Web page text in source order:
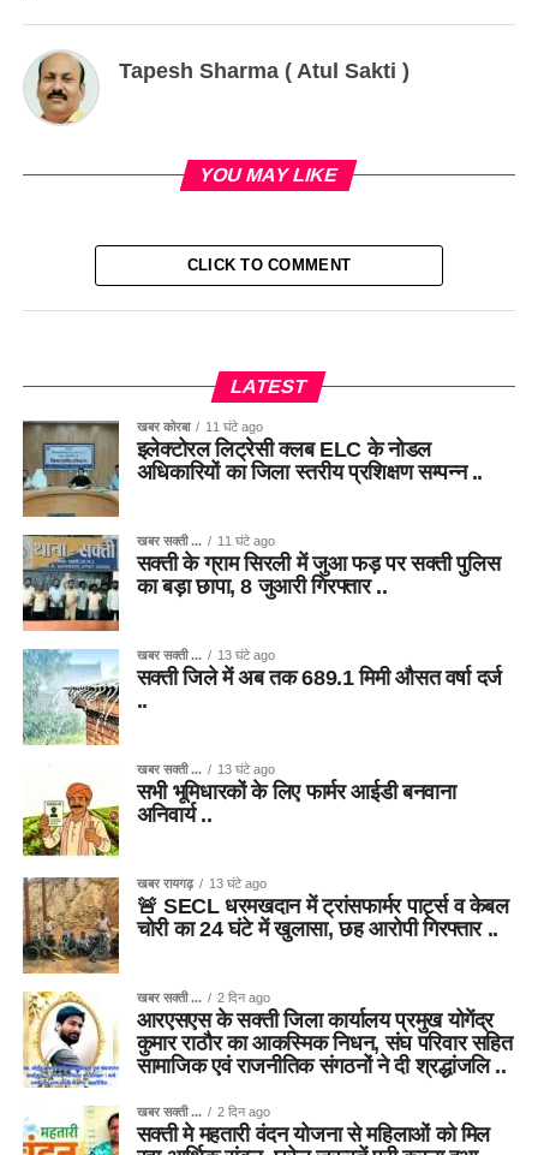
Tapesh Sharma ( Atul Sakti )
YOU MAY LIKE
CLICK TO COMMENT
LATEST
खबर कोरबा 11 घंटे ago
इलेक्टोरल लिट्रेसी क्लब ELC के नोडल
अधिकारियों का जिला स्तरीय प्रशिक्षण सम्पन्न ..
खबर सक्ती ... 11 घंटे ago
सक्ती के ग्राम सिरली में जुआ फड़ पर सक्ती पुलिस
का बड़ा छापा, 8 जुआरी गिरफ्तार ..
खबर सक्ती ... 13 घंटे ago
सक्ती जिले में अब तक 689.1 मिमी औसत वर्षा दर्ज
..
खबर सक्ती ... 13 घंटे ago
सभी भूमिधारकों के लिए फार्मर आईडी बनवाना
अनिवार्य ..
खबर रायगढ़ 13 घंटे ago
🚨 SECL धरमखदान में ट्रांसफार्मर पार्ट्स व केबल
चोरी का 24 घंटे में खुलासा, छह आरोपी गिरफ्तार ..
खबर सक्ती ... 2 दिन ago
आरएसएस के सक्ती जिला कार्यालय प्रमुख योगेंद्र
कुमार राठौर का आकस्मिक निधन, संघ परिवार सहित
सामाजिक एवं राजनीतिक संगठनों ने दी श्रद्धांजलि ..
खबर सक्ती ... 2 दिन ago
सक्ती मे महतारी वंदन योजना से महिलाओं को मिल